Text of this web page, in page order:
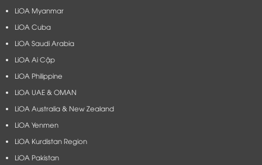
LiOA Myanmar
LiOA Cuba
LiOA Saudi Arabia
LiOA Ai Cập
LiOA Philippine
LiOA UAE & OMAN
LiOA Australia & New Zealand
LiOA Yenmen
LiOA Kurdistan Region
LiOA Pakistan